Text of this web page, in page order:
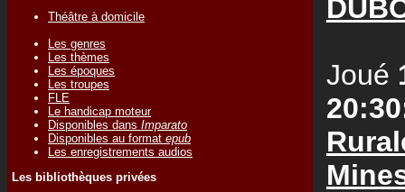
Théâtre à domicile
Les genres
Les thèmes
Les époques
Les troupes
FLE
Le handicap moteur
Disponibles dans Imparato
Disponibles au format epub
Les enregistrements audios
Les bibliothèques privées
Joué